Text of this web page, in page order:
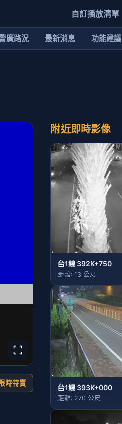
自訂播放清單
廣路況 最新消息 功能建議
時特賣
附近即時影像
台1線 392K+750
距離: 13 公尺
台1線 393K+000
距離: 270 公尺